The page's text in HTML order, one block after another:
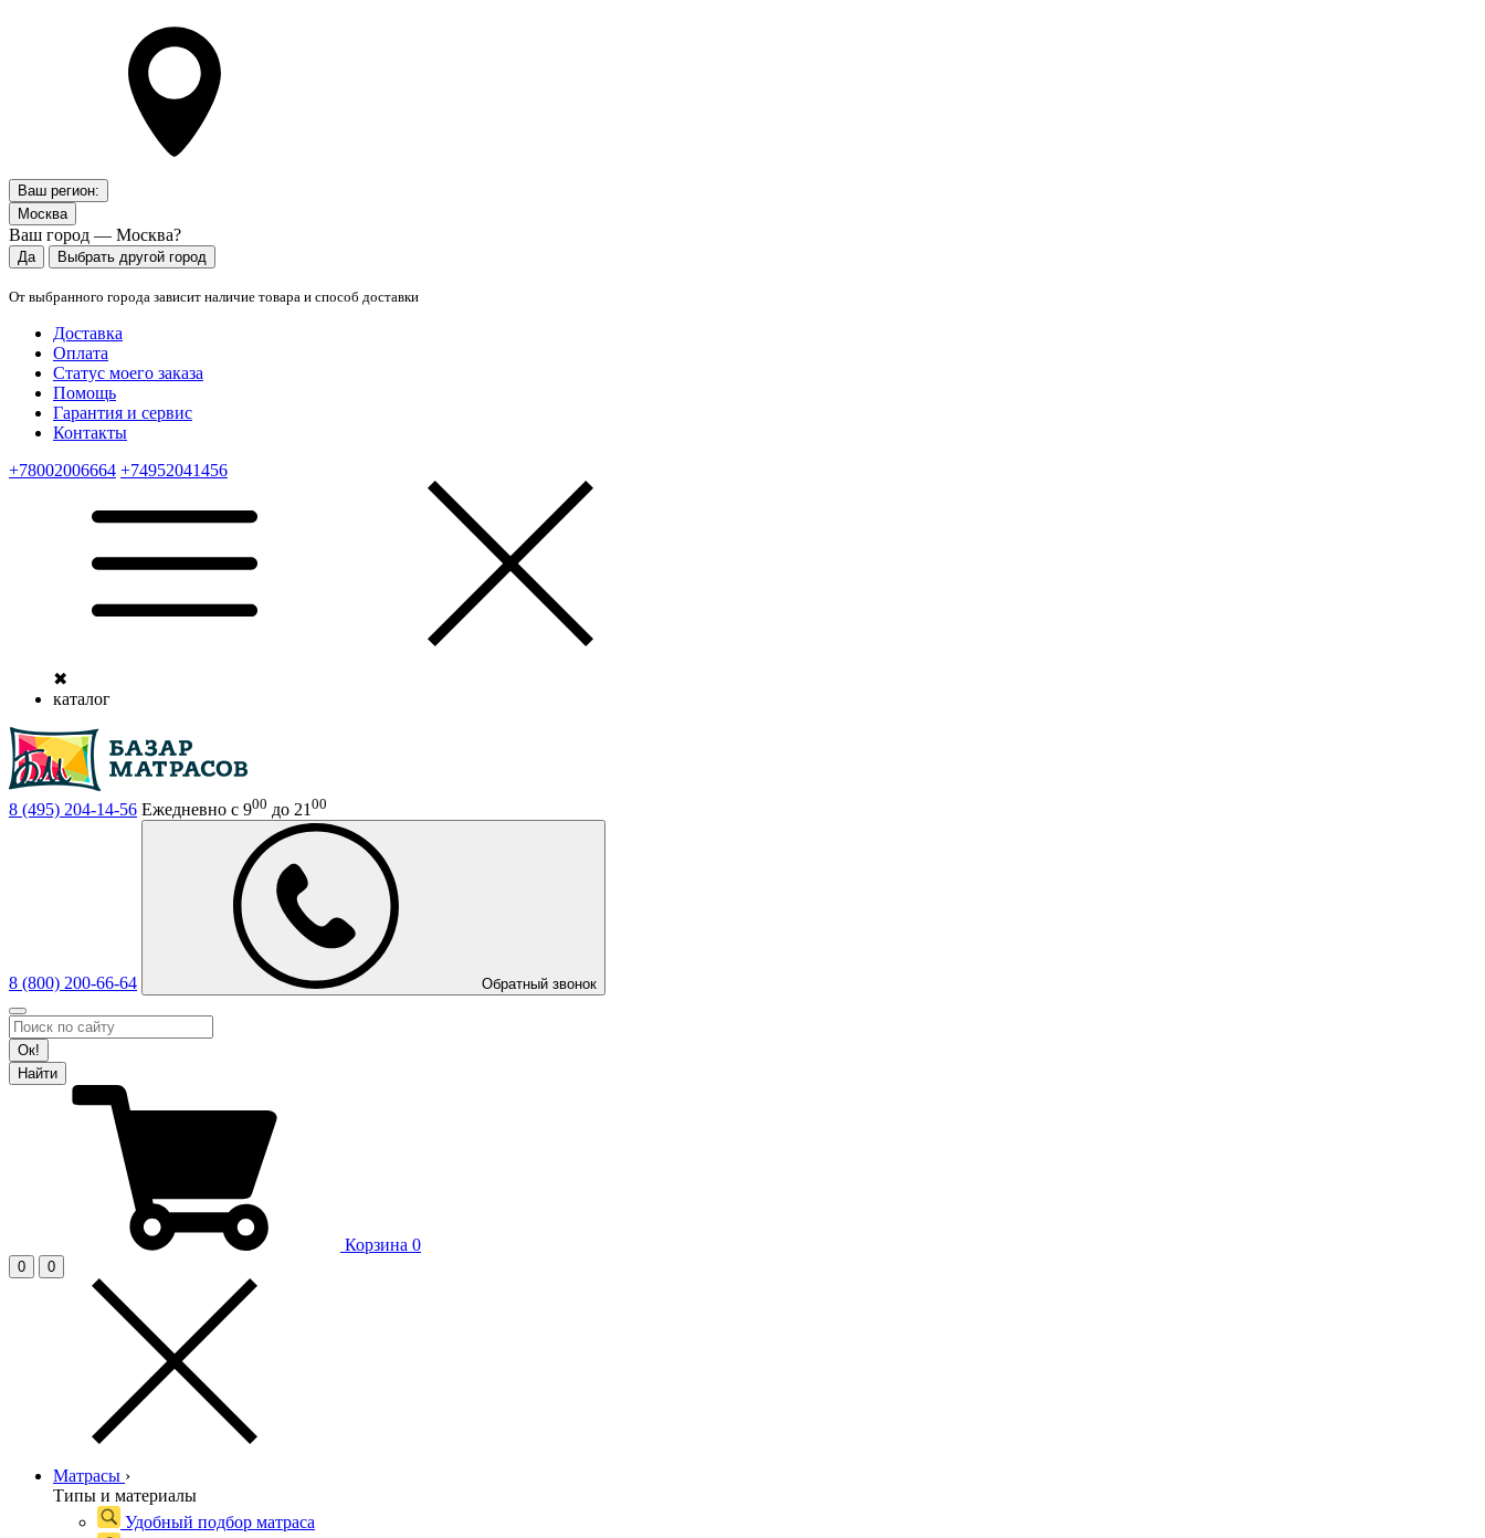
Ваш регион:
Москва
Ваш город — Москва?
Да Выбрать другой город
От выбранного города зависит наличие товара и способ доставки
Доставка
Оплата
Статус моего заказа
Помощь
Гарантия и сервис
Контакты
+78002006664 +74952041456
✖
каталог
8 (495) 204-14-56 Ежедневно с 900 до 21 00
8 (800) 200-66-64 Обратный звонок
Ок!
Найти
Корзина 0
0 0
Матрасы ›
Типы и материалы
Удобный подбор матраса